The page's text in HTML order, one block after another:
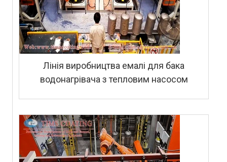
Лінія виробництва емалі для бака
водонагрівача з тепловим насосом